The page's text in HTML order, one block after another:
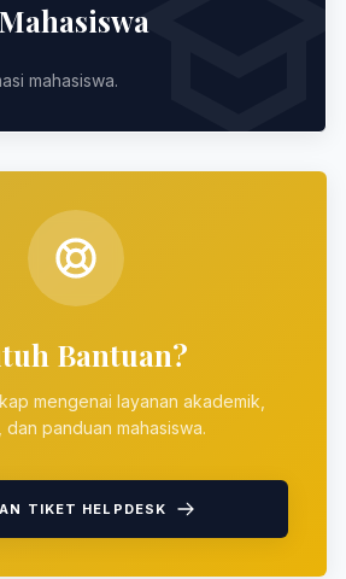
mahasiswa.
Bantuan?
mengenai layanan akademik,
dan panduan mahasiswa.
TIKET HELPDESK